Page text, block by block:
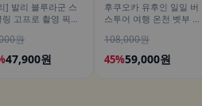
] 발리 블루라군 스
링 고프로 촬영 픽업
산호 열대어
원
47,900원
후쿠오카 유후인 일일 버
스투어 여행 온천 벳부 유
108,000원
45%59,000원